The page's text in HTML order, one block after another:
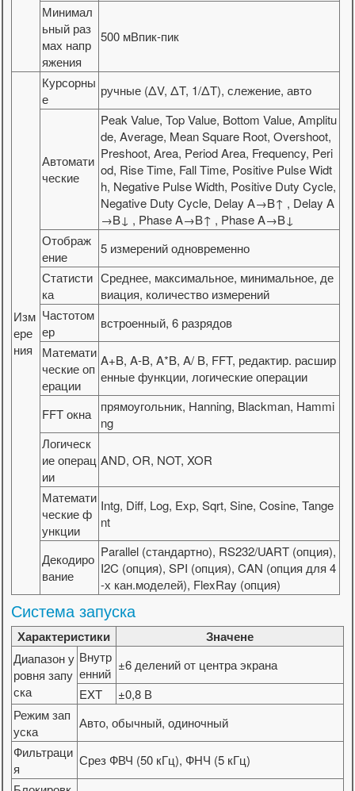
Минимал
ьный раз
мах напр
яжения
500 мВпик-пик
Изм
ере
ния
Курсорны
е
ручные (ΔV, ΔT, 1/ΔT), слежение, авто
Автомати
ческие
Peak Value, Top Value, Bottom Value, Amplitu
de, Average, Mean Square Root, Overshoot,
Preshoot, Area, Period Area, Frequency, Peri
od, Rise Time, Fall Time, Positive Pulse Widt
h, Negative Pulse Width, Positive Duty Cycle,
Negative Duty Cycle, Delay A→B↑ , Delay A
→B↓ , Phase A→B↑ , Phase A→B↓
Отображ
ение
5 измерений одновременно
Статисти
ка
Среднее, максимальное, минимальное, де
виация, количество измерений
Частотом
ер
встроенный, 6 разрядов
Математи
ческие оп
ерации
A+B, A-B, A*B, A/ B, FFT, редактир. расшир
енные функции, логические операции
FFT окна
прямоугольник, Hanning, Blackman, Hammi
ng
Логическ
ие операц
ии
AND, OR, NOT, XOR
Математи
ческие ф
ункции
Intg, Diff, Log, Exp, Sqrt, Sine, Cosine, Tange
nt
Декодиро
вание
Parallel (стандартно), RS232/UART (опция),
I2C (опция), SPI (опция), CAN (опция для 4
-х кан.моделей), FlexRay (опция)
Система запуска
Характеристики Значене
Диапазон у
ровня запу
ска
Внутр
енний
±6 делений от центра экрана
EXT
±0,8 В
Режим зап
уска
Авто, обычный, одиночный
Фильтраци
я
Срез ФВЧ (50 кГц), ФНЧ (5 кГц)